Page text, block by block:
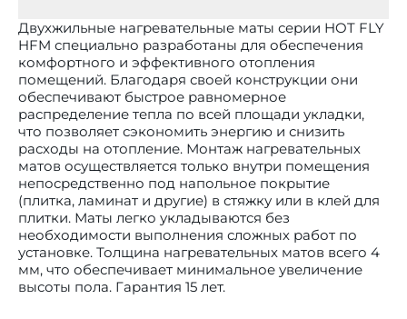
Двухжильные нагревательные маты серии HOT FLY
HFM специально разработаны для обеспечения
комфортного и эффективного отопления
помещений. Благодаря своей конструкции они
обеспечивают быстрое равномерное
распределение тепла по всей площади укладки,
что позволяет сэкономить энергию и снизить
расходы на отопление. Монтаж нагревательных
матов осуществляется только внутри помещения
непосредственно под напольное покрытие
(плитка, ламинат и другие) в стяжку или в клей для
плитки. Маты легко укладываются без
необходимости выполнения сложных работ по
установке. Толщина нагревательных матов всего 4
мм, что обеспечивает минимальное увеличение
высоты пола. Гарантия 15 лет.